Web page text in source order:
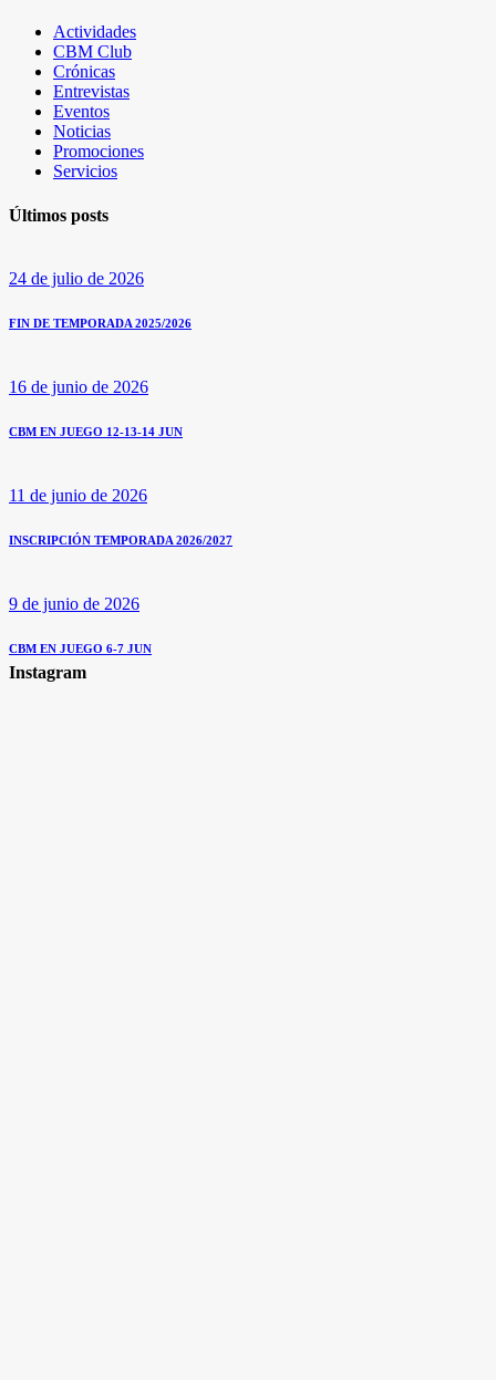
Actividades
CBM Club
Crónicas
Entrevistas
Eventos
Noticias
Promociones
Servicios
Últimos posts
24 de julio de 2026
FIN DE TEMPORADA 2025/2026
16 de junio de 2026
CBM EN JUEGO 12-13-14 JUN
11 de junio de 2026
INSCRIPCIÓN TEMPORADA 2026/2027
9 de junio de 2026
CBM EN JUEGO 6-7 JUN
Instagram